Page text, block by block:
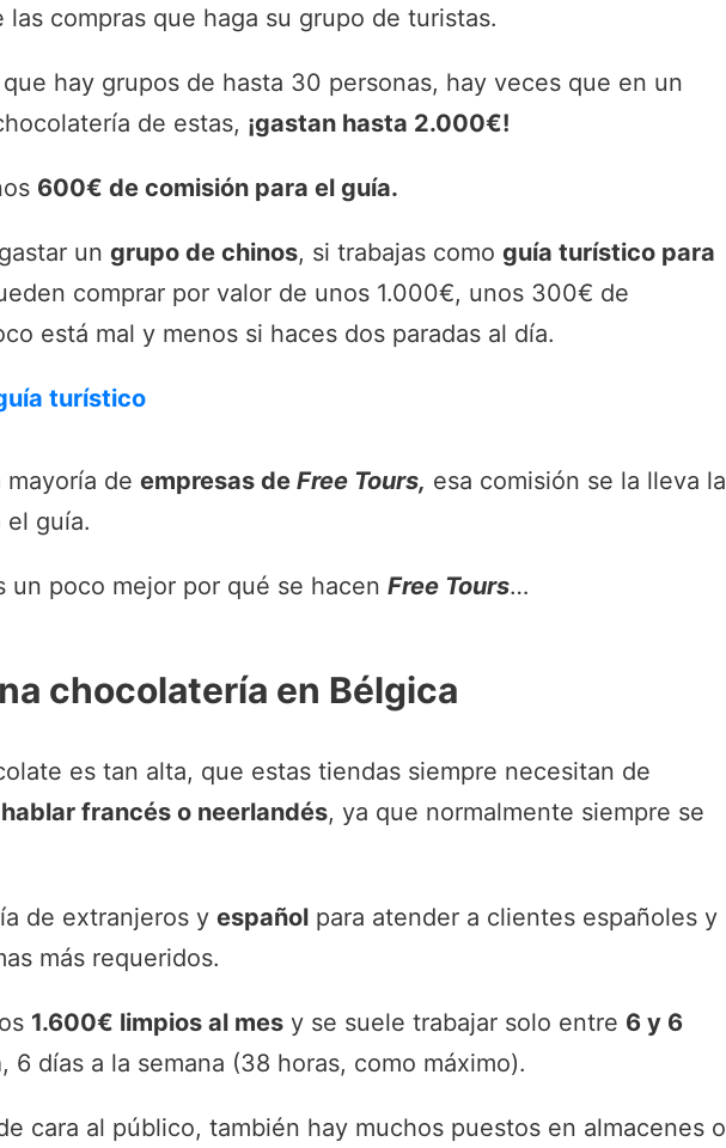
las compras que haga su grupo de turistas.
hay grupos de hasta 30 personas, hay veces que en un
de estas, ¡gastan hasta 2.000€!
600€ de comisión para el guía.
un grupo de chinos, si trabajas como guía turístico para
comprar por valor de unos 1.000€, unos 300€ de
está mal y menos si haces dos paradas al día.
turístico
de empresas de Free Tours, esa comisión se la lleva la
el guía.
un poco mejor por qué se hacen Free Tours…
chocolatería en Bélgica
es tan alta, que estas tiendas siempre necesitan de
francés o neerlandés, ya que normalmente siempre se
de extranjeros y español para atender a clientes españoles y
más requeridos.
1.600€ limpios al mes y se suele trabajar solo entre 6 y 6
, 6 días a la semana (38 horas, como máximo).
cara al público, también hay muchos puestos en almacenes o